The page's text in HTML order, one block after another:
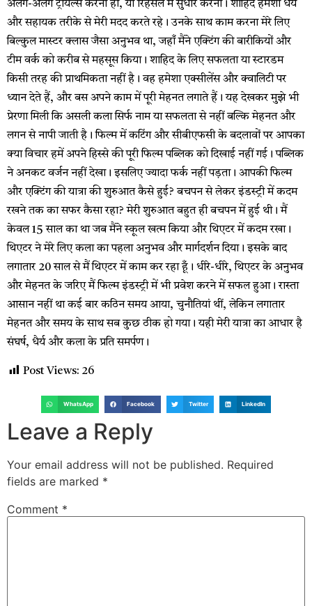
अलग-अलग ट्रायल्स करना हो, या रिहर्सल में सुधार करना। शाहिद हमेशा धैर्य
और सहायक तरीके से मेरी मदद करते रहे। उनके साथ काम करना मेरे लिए
बिल्कुल मास्टर क्लास जैसा अनुभव था, जहाँ मैंने एक्टिंग की बारीकियों और
टीम वर्क को करीब से महसूस किया। शाहिद के लिए सफलता या स्टारडम
किसी तरह की प्राथमिकता नहीं है। वह हमेशा एक्सीलेंस और क्वालिटी पर
ध्यान देते हैं, और बस अपने काम में पूरी मेहनत लगाते हैं। यह देखकर मुझे भी
प्रेरणा मिली कि असली कला सिर्फ नाम या सफलता से नहीं बल्कि मेहनत और
लगन से नापी जाती है। फिल्म में कटिंग और सीबीएफसी के बदलावों पर आपका
क्या विचार हमें अपने हिस्से की पूरी फिल्म पब्लिक को दिखाई नहीं गई। पब्लिक
ने अनकट वर्जन नहीं देखा। इसलिए ज्यादा फर्क नहीं पड़ता। आपकी फिल्म
और एक्टिंग की यात्रा की शुरुआत कैसे हुई? बचपन से लेकर इंडस्ट्री में कदम
रखने तक का सफर कैसा रहा? मेरी शुरुआत बहुत ही बचपन में हुई थी। मैं
केवल 15 साल का था जब मैंने स्कूल खत्म किया और थिएटर में कदम रखा।
थिएटर ने मेरे लिए कला का पहला अनुभव और मार्गदर्शन दिया। इसके बाद
लगातार 20 साल से मैं थिएटर में काम कर रहा हूँ। धीरे-धीरे, थिएटर के अनुभव
और मेहनत के जरिए मैं फिल्म इंडस्ट्री में भी प्रवेश करने में सफल हुआ। रास्ता
आसान नहीं था कई बार कठिन समय आया, चुनौतियां थीं, लेकिन लगातार
मेहनत और समय के साथ सब कुछ ठीक हो गया। यही मेरी यात्रा का आधार है
संघर्ष, धैर्य और कला के प्रति समर्पण।
Post Views: 26
WhatsApp Facebook Twitter LinkedIn
Leave a Reply
Your email address will not be published. Required
fields are marked *
Comment *